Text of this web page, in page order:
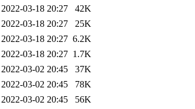
2022-03-18 20:27
42K
2022-03-18 20:27
25K
2022-03-18 20:27 6.2K
2022-03-18 20:27 1.7K
2022-03-02 20:45
37K
2022-03-02 20:45
78K
2022-03-02 20:45
56K